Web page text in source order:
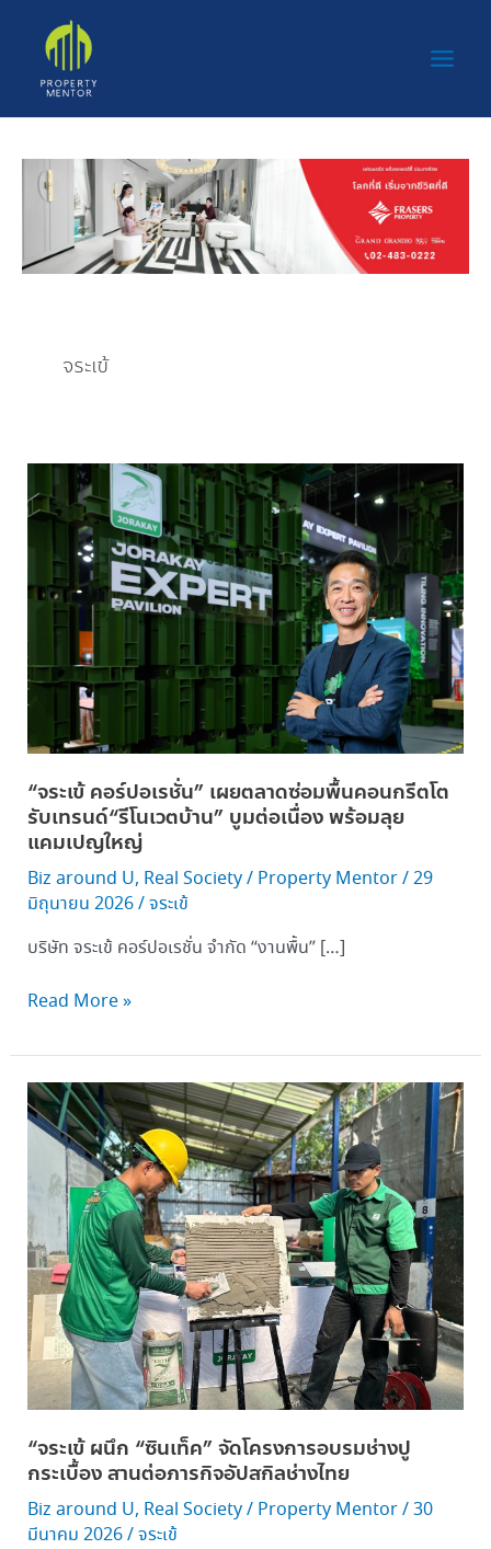
content
จระเข้
“จระเข้ คอร์ปอเรชั่น” เผยตลาดซ่อมพื้นคอนกรีตโต
รับเทรนด์“รีโนเวตบ้าน” บูมต่อเนื่อง พร้อมลุย
แคมเปญใหญ่
Biz around U, Real Society/ Property Mentor/29
มิถุนายน 2026/จระเข้
บริษัท จระเข้ คอร์ปอเรชั่น จำกัด “งานพื้น” […]
“จระเข้
คอร์ปอเรชั่น”
ตลาด
ซ่อม
คอนกรีต
โต
รับ
รนด์“รี
เว
ตบ้าน”
ต่อ
เนื่อง
พร้อม
แคมเปญ
Read More »
“จระเข้ ผนึก “ซินเท็ค” จัดโครงการอบรมช่างปู
กระเบื้อง สานต่อภารกิจอัปสกิลช่างไทย
Biz around U, Real Society/ Property Mentor/30
มีนาคม 2026/จระเข้
“จระเข้
ผนึก
เท็ค”
จัด
โครงการ
อบรม
ช่าง
ปู
กระเบื้อง
สาน
ภารกิจ
อัป
สกิล
ช่าง